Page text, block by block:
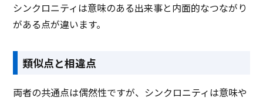
シンクロニティは意味のある出来事と内面的なつながり
がある点が違います。
類似点と相違点
両者の共通点は偶然性ですが、シンクロニティは意味や